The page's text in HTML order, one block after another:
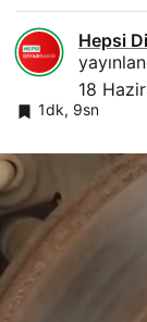
Hepsi
18
1dk, 9sn